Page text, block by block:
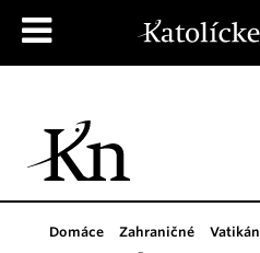
Domáce Zahraničné Vatikán